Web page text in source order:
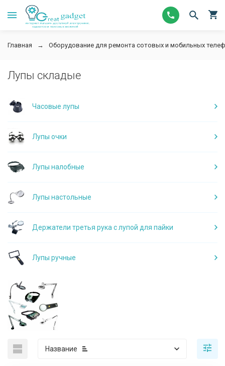
Главная Оборудование для ремонта сотовых и мобильных
Лупы складые
Часовые лупы
Лупы очки
Лупы налобные
Лупы настольные
Держатели третья рука с лупой для пайки
Лупы ручные
Название